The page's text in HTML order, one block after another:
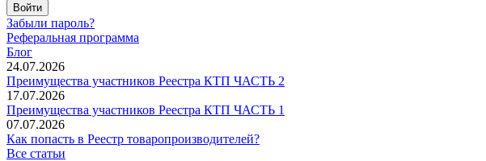
Войти
Забыли пароль?
Реферальная программа
Блог
24.07.2026
Преимущества участников Реестра КТП ЧАСТЬ 2
17.07.2026
Преимущества участников Реестра КТП ЧАСТЬ 1
07.07.2026
Как попасть в Реестр товаропроизводителей?
Все статьи